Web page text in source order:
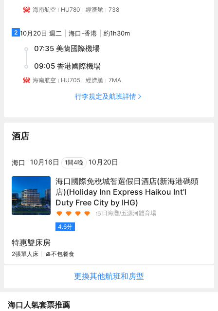
海南航空 HU780 經濟艙 738
2 10月20日 週二 海口-香港 約1h30m
07:35 美蘭國際機場
09:05 香港國際機場
海南航空 HU705 經濟艙 7MA
行李規定及航班詳情
酒店
海口 10月16日 1間4晚 10月20日
海口國際免稅城智選假日酒店(新海港碼頭
店)(Holiday Inn Express Haikou Int'l
Duty Free City by IHG)
假日海灘/五源河體育場
4.6分
特惠雙床房
2張單人床 不包餐食
更換其他航班和房型
海口 人氣套票推薦